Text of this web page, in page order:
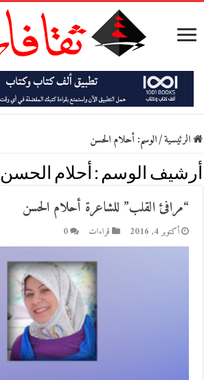
الرئيسية/الوسم:أحلام الحسن
أرشيف الوسم : أحلام الحسن
“مرافئ القلب” للشاعرة أحلام الحسن
أكتوبر 4, 2016 قراءات 0